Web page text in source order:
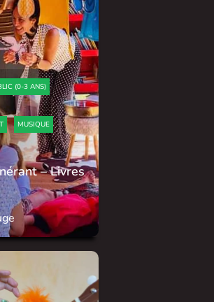
(0-3 ANS)
MUSIQUE
– Livres